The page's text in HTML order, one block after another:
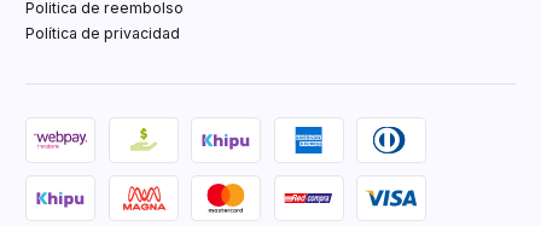
Politica de reembolso
Política de privacidad